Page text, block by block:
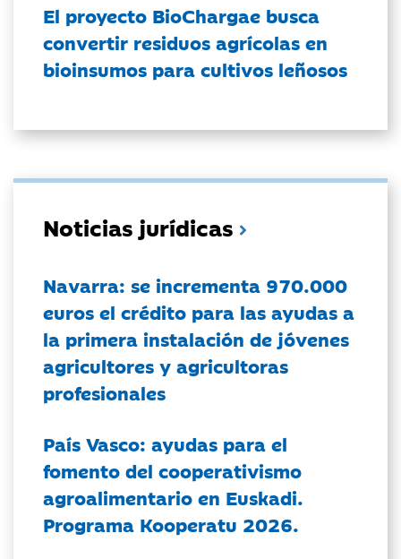
El proyecto BioChargae busca
convertir residuos agrícolas en
bioinsumos para cultivos leñosos
Noticias jurídicas
Navarra: se incrementa 970.000
euros el crédito para las ayudas a
la primera instalación de jóvenes
agricultores y agricultoras
profesionales
País Vasco: ayudas para el
fomento del cooperativismo
agroalimentario en Euskadi.
Programa Kooperatu 2026.